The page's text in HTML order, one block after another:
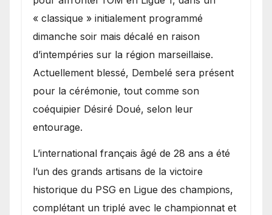
« classique » initialement programmé
dimanche soir mais décalé en raison
d’intempéries sur la région marseillaise.
Actuellement blessé, Dembelé sera présent
pour la cérémonie, tout comme son
coéquipier Désiré Doué, selon leur
entourage.
L’international français âgé de 28 ans a été
l’un des grands artisans de la victoire
historique du PSG en Ligue des champions,
complétant un triplé avec le championnat et